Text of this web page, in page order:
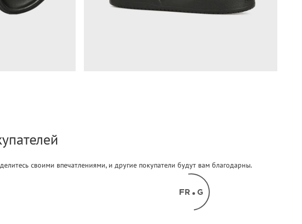
своими впечатлениями, и другие покупатели будут вам благодарны.